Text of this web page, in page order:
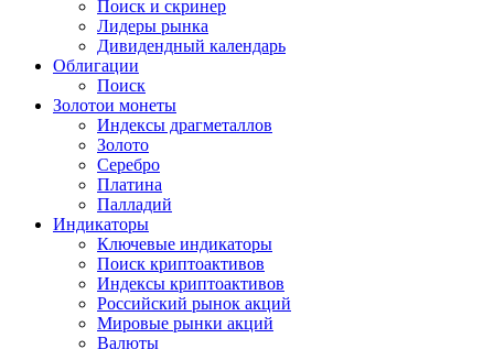
Поиск и скринер
Лидеры рынка
Дивидендный календарь
Облигации
Поиск
Золотои монеты
Индексы драгметаллов
Золото
Серебро
Платина
Палладий
Индикаторы
Ключевые индикаторы
Поиск криптоактивов
Индексы криптоактивов
Российский рынок акций
Мировые рынки акций
Валюты